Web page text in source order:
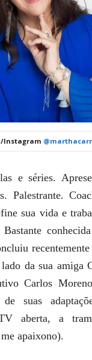
Instagram
e séries.
Palestrante.
sua vida e
da sua amiga
Carlos
suas
aberta, a
apaixono).